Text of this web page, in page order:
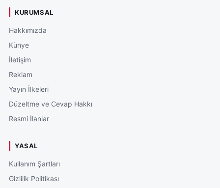
KURUMSAL
Hakkımızda
Künye
İletişim
Reklam
Yayın İlkeleri
Düzeltme ve Cevap Hakkı
Resmi İlanlar
YASAL
Kullanım Şartları
Gizlilik Politikası